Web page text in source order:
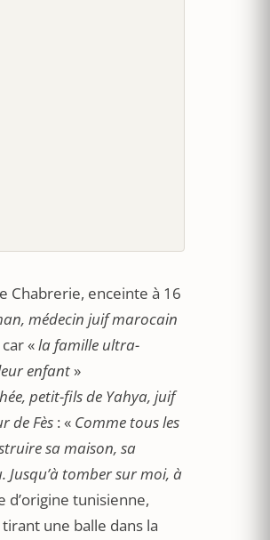
Chabrerie, enceinte à 16
médecin juif marocain
«la famille ultra-
enfant »
petit-fils de Yahya, juif
de Fès : « Comme tous les
sa maison, sa
Jusqu’à tomber sur moi, à
d’origine tunisienne,
une balle dans la